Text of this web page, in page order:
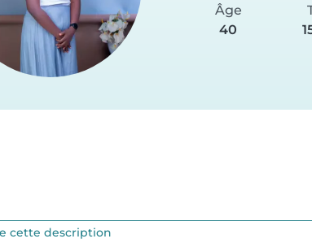
Âge
40
cette description